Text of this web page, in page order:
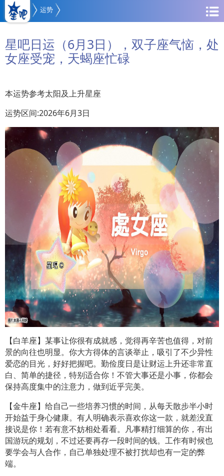
运势
星吧日运（6月3日），双子座气恼，处
女座受宠，天蝎座忙碌
本运势参考太阳及上升星座
运势区间:2026年6月3日
【白羊座】某事让你很有成就感，觉得再辛苦也值得，对前
景的向往也明显。你大方得体的言谈举止，吸引了不少异性
爱恋的目光，好好把握吧。勤俭度日是让财运上升还非常直
白、简单的捷径，特别适合你！不管大事还是小事，你都会
保持高度集中的注意力，做到近乎完美。
【金牛座】给自己一些培养习惯的时间，从每天散步半小时
开始益于身心健康。有人明确表示喜欢你这一款，就差没直
接说是你！若有意不妨相处看看。凡事精打细算的你，有出
国游玩的规划，不过还要再存一段时间的钱。工作有时候也
要学会与人合作，自己单独处理不被打扰却也有一定的弊
端。